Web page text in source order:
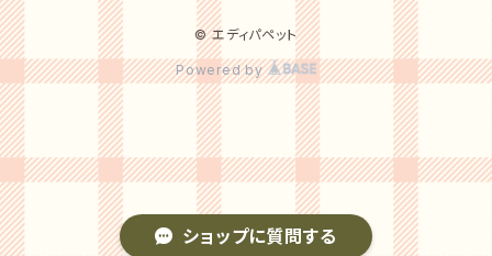
ショップに質問する
中型～大型パペット用
© エディパペット
Powered by